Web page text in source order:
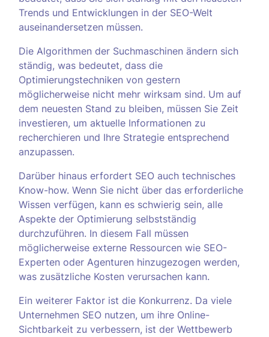
Trends und Entwicklungen in der SEO-Welt
auseinandersetzen müssen.
Die Algorithmen der Suchmaschinen ändern sich
ständig, was bedeutet, dass die
Optimierungstechniken von gestern
möglicherweise nicht mehr wirksam sind. Um auf
dem neuesten Stand zu bleiben, müssen Sie Zeit
investieren, um aktuelle Informationen zu
recherchieren und Ihre Strategie entsprechend
anzupassen.
Darüber hinaus erfordert SEO auch technisches
Know-how. Wenn Sie nicht über das erforderliche
Wissen verfügen, kann es schwierig sein, alle
Aspekte der Optimierung selbstständig
durchzuführen. In diesem Fall müssen
möglicherweise externe Ressourcen wie SEO-
Experten oder Agenturen hinzugezogen werden,
was zusätzliche Kosten verursachen kann.
Ein weiterer Faktor ist die Konkurrenz. Da viele
Unternehmen SEO nutzen, um ihre Online-
Sichtbarkeit zu verbessern, ist der Wettbewerb